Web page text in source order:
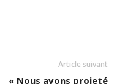
Article suivant
« Nous avons projeté